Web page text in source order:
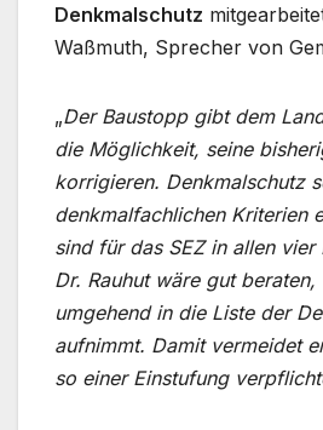
Denkmalschutz
Waßmuth, Sprecher von
„Der Baustopp gibt dem
die Möglichkeit, seine
korrigieren. Denkmalschutz
denkmalfachlichen Kriterien
sind für das SEZ in allen
Dr. Rauhut wäre gut beraten,
umgehend in die Liste der
aufnimmt. Damit vermeidet
so einer Einstufung